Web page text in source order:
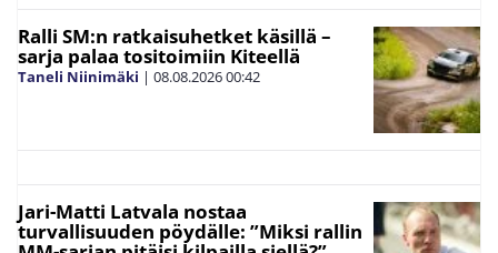
Ralli SM:n ratkaisuhetket käsillä –
sarja palaa tositoimiin Kiteellä
Taneli Niinimäki | 08.08.202600:42
Jari-Matti Latvala nostaa
turvallisuuden pöydälle: ”Miksi rallin